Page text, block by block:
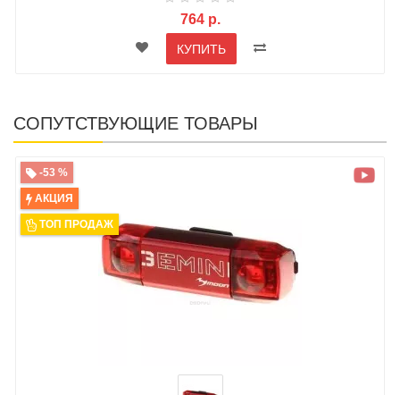
764 р.
КУПИТЬ
СОПУТСТВУЮЩИЕ ТОВАРЫ
-53 %
АКЦИЯ
ТОП ПРОДАЖ